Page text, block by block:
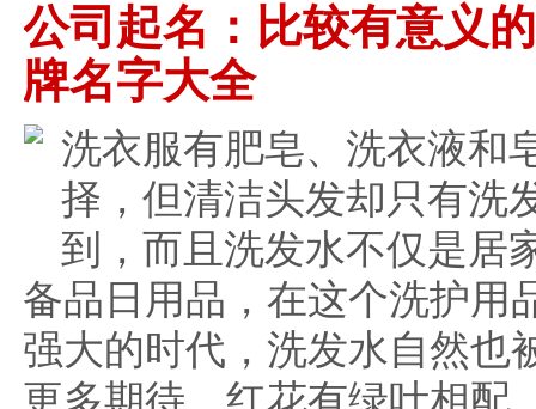
公司起名：比较有意义
牌名字大全
洗衣服有肥皂、洗衣液和
择，但清洁头发却只有洗
到，而且洗发水不仅是居
备品日用品，在这个洗护用
强大的时代，洗发水自然也
更多期待。红花有绿叶相配